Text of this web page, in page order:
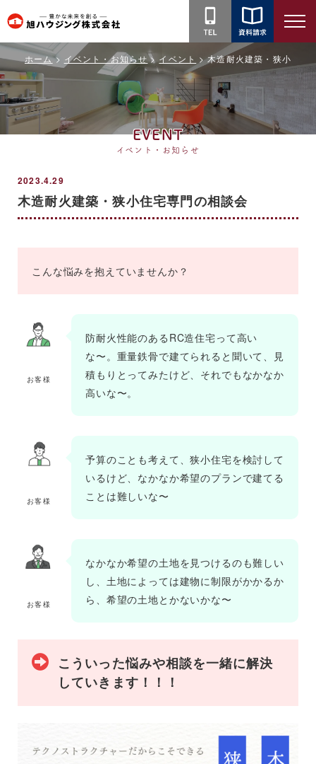
旭
ハ
ウ
ジ
ン
グ
会
社
ホーム イベント・お知らせ イベント 木造耐火建築・狭小住宅
EVENT
イベント・お知らせ
2023.4.29
木造耐火建築・狭小住宅専門の相談会
こんな悩みを抱えていませんか？
お客様
防耐火性能のあるRC造住宅って高い
な〜。重量鉄骨で建てられると聞いて、見
積もりとってみたけど、それでもなかなか
高いな〜。
お客様
予算のことも考えて、狭小住宅を検討して
いるけど、なかなか希望のプランで建てる
ことは難しいな〜
お客様
なかなか希望の土地を見つけるのも難しい
し、土地によっては建物に制限がかかるか
ら、希望の土地とかないかな〜
こういった悩みや相談を一緒に解決
していきます！！！